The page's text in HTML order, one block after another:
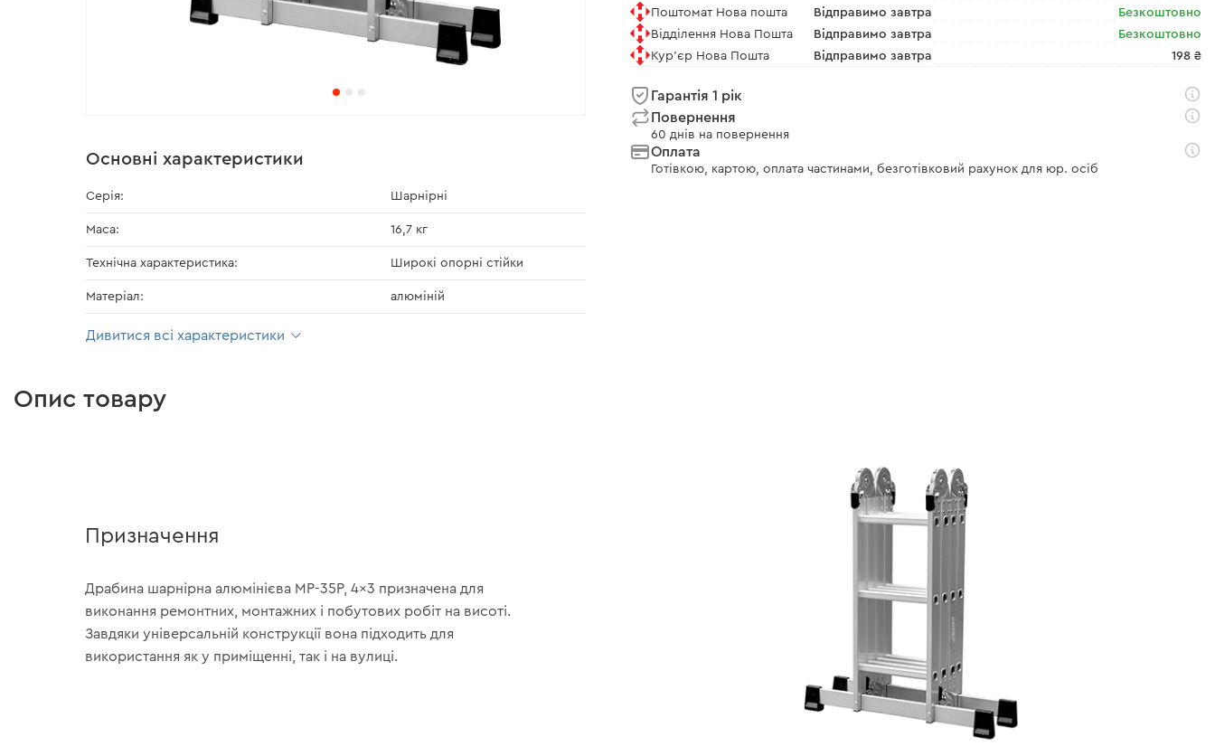
Поштомат Нова пошта
Відправимо завтра
Безкоштовно
Відділення Нова Пошта
Відправимо завтра
Безкоштовно
Кур'єр Нова Пошта
Відправимо завтра 198 ₴
Гарантія 1 рік
Повернення
60 днів на повернення
Оплата
Готівкою, картою, оплата частинами, безготівковий рахунок для юр. осіб
Основні характеристики
Серія: Шарнірні
Маса: 16,7 кг
Технічна характеристика: Широкі опорні стійки
Матеріал: алюміній
Дивитися всі характеристики
Опис товару
Призначення
Драбина шарнірна алюмінієва MP-35P, 4×3 призначена для
виконання ремонтних, монтажних і побутових робіт на висоті.
Завдяки універсальній конструкції вона підходить для
використання як у приміщенні, так і на вулиці.